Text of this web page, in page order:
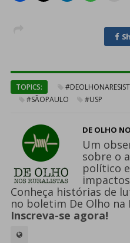
TOPICS:
#SÃOPAULO
#USP
DE OLHO
Um
sobre o
político
Conheça histórias de
no boletim De Olho na
Inscreva-se agora!